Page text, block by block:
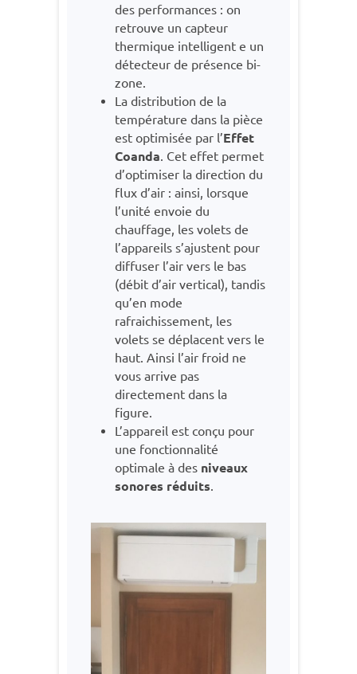
des performances : on
retrouve un capteur
thermique intelligent e un
détecteur de présence bi-
zone.
La distribution de la
température dans la pièce
est optimisée par l’Effet
Coanda. Cet effet permet
d’optimiser la direction du
flux d’air : ainsi, lorsque
l’unité envoie du
chauffage, les volets de
l’appareils s’ajustent pour
diffuser l’air vers le bas
(débit d’air vertical), tandis
qu’en mode
rafraichissement, les
volets se déplacent vers le
haut. Ainsi l’air froid ne
vous arrive pas
directement dans la
figure.
L’appareil est conçu pour
une fonctionnalité
optimale à des niveaux
sonores réduits.